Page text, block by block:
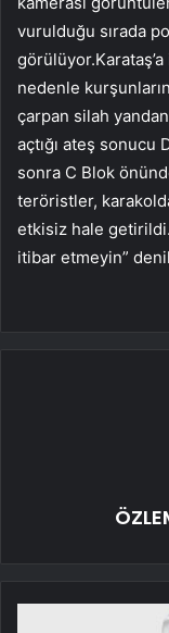
vurulduğu sırada
nedenle
çarpan silah
açtığı ateş sonucu
sonra C Blok
teröristler,
etkisiz hale
itibar etmeyin”